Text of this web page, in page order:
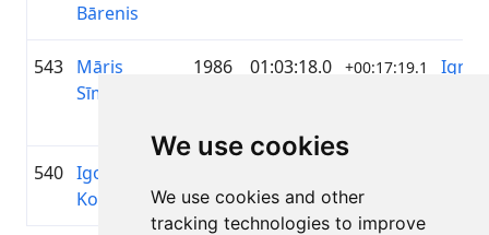
We use cookies
We use cookies and other
tracking technologies to improve
Bārenis
543 Māris
Sīmanis
1986 01:03:18.0 +00:17:19.1
540 Igors
Koteļņikovs